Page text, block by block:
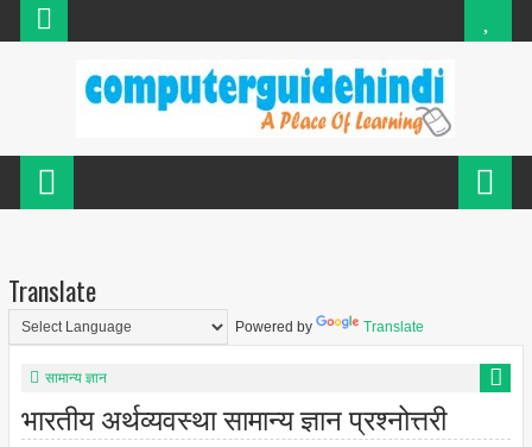
Translate
Powered by Translate
सामान्य ज्ञान
भारतीय अर्थव्यवस्था सामान्य ज्ञान प्रश्नोत्तरी